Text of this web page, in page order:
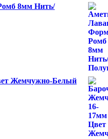
товара.
8мм Нить/
Жемчужно-Белый